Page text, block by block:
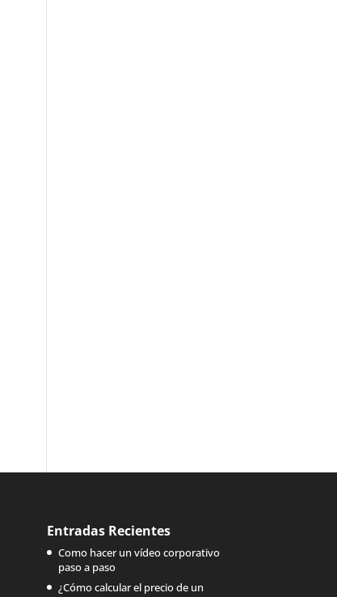
Entradas Recientes
Como hacer un vídeo corporativo
paso a paso
¿Cómo calcular el precio de un